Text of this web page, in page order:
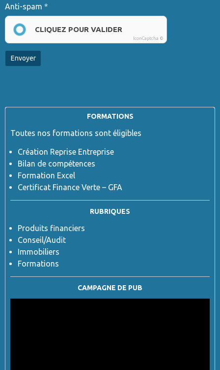
Anti-spam
CLIQUEZ POUR VALIDER
IconCaptcha ©
Envoyer
FORMATIONS
Toutes nos formations sont éligibles
Création Reprise Entreprise
Bilan de compétences
Formation Excel
Certificat Finance Verte – GFA
RUBRIQUES
Produits financiers
Conseil/Audit
Immobiliers
Formations
CAMPAGNE DE PUB